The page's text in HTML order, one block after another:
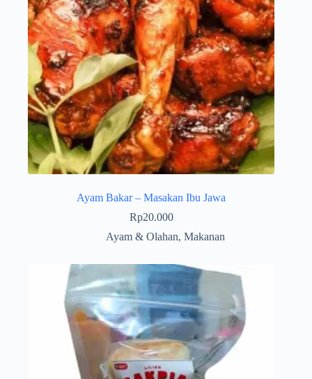
Ayam Bakar – Masakan Ibu Jawa
Rp20.000
Ayam & Olahan, Makanan